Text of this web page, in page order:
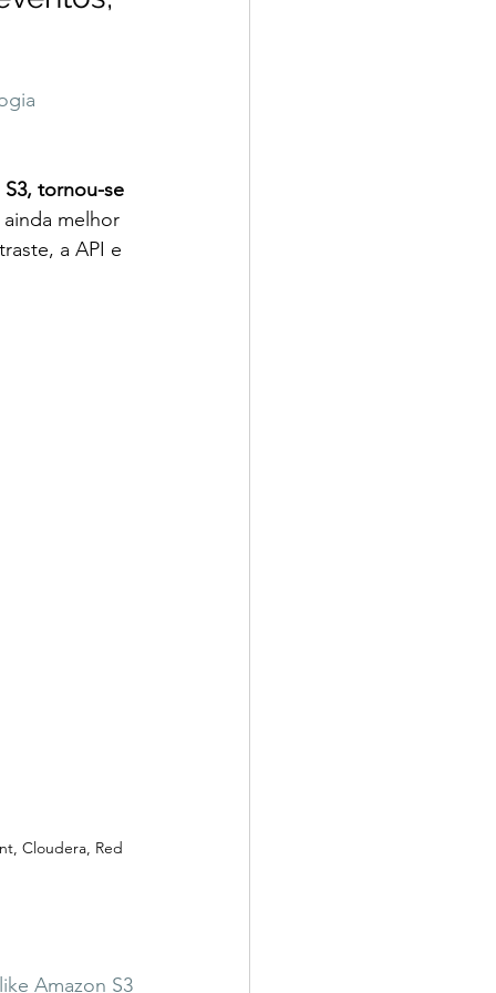
tornou-se
melhor
a API e
Cloudera, Red
Amazon S3